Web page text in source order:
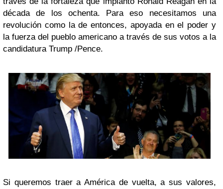
década de los ochenta. Para eso necesitamos una
revolución como la de entonces, apoyada en el poder y
la fuerza del pueblo americano a través de sus votos a la
candidatura Trump /Pence.
Si queremos traer a América de vuelta, a sus valores,